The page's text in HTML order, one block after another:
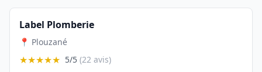
Label Plomberie
📍 Plouzané
★★★★★ 5/5 (22 avis)